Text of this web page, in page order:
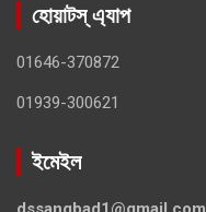
হোয়াটস্ এ্যাপ
01646-370872
01939-300621
ইমেইল